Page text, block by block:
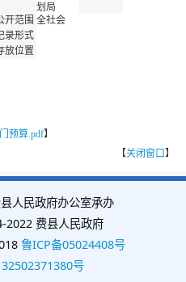
划局
开范围全社会
录形式
放位置
预算.pdf】
【关闭窗口】
人民政府办公室承办
费县人民政府
鲁ICP备05024408号
号